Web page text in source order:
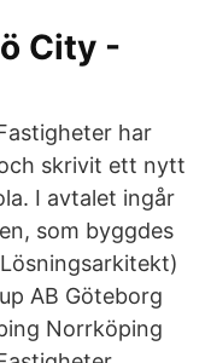
City -
har
skrivit ett nytt
I avtalet ingår
som byggdes
AB Göteborg
Norrköping